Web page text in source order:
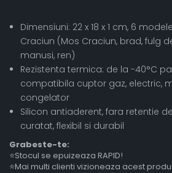
Dimensiuni: 22 x 18 x 1 cm, 6
Craciun (Mos Craciun, brad, fulg
manusi, ren)
Rezistenta termica: de la -40°C
compatibila cuptor gaz, electric,
congelator
Silicon antiaderent, fara retentie
curatat, flexibil si durabil
Grabeste-te:
⭐Stocul se epuizeaza RAPID!
⭐Mai multi clienti vizioneaza acest